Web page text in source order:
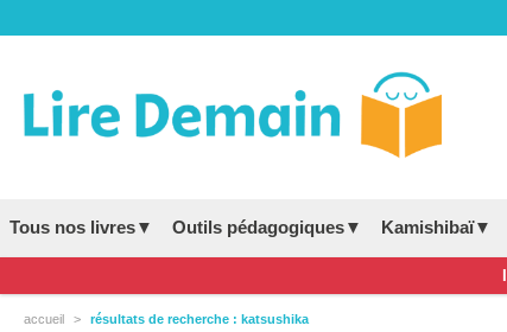
Tous nos livres▼ Outils pédagogiques▼ Kamishibaï▼
accueil résultats de recherche : katsushika